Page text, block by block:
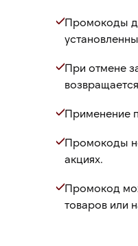
Промокоды
При отмене
возвращается.
Применение
Промокоды
акциях.
Промокод
товаров или